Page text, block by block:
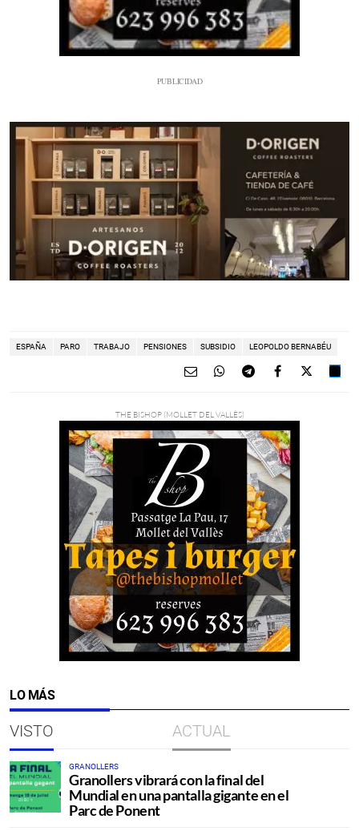
ESPAÑA PARO TRABAJO PENSIONES SUBSIDIO LEOPOLDO BERNABÉU
LO MÁS
VISTO ACTUAL
GRANOLLERS
Granollers vibrará con la final del
Mundial en una pantalla gigante en el
Parc de Ponent